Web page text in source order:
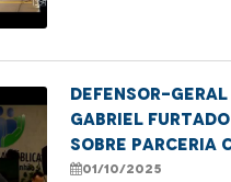
Pessoa Idosa
Defensor-geral
Gabriel
sobre parceria
IEMA em projeto
01/10/2025